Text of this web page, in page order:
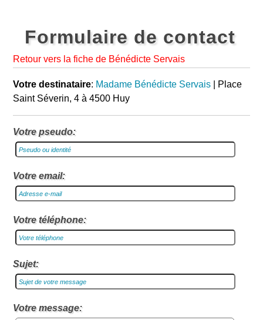
Formulaire de contact
Retour vers la fiche de Bénédicte Servais
Votre destinataire: Madame Bénédicte Servais | Place
Saint Séverin, 4 à 4500 Huy
Votre pseudo:
Votre email:
Votre téléphone:
Sujet:
Votre message: